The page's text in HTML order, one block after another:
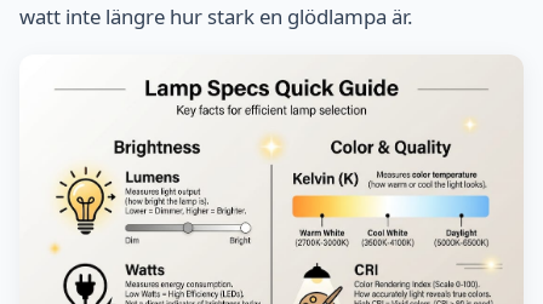
watt inte längre hur stark en glödlampa är.